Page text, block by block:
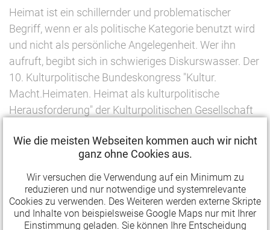
Heimat ist ein schillernder und problematischer
Begriff, wenn er als politische Kategorie benutzt wird
und nicht als persönliche Angelegenheit. Wer ihn
aufruft, begibt sich in schwieriges Diskurswasser. Der
10. Kulturpolitische Bundeskongress "Kultur.
Macht.Heimaten. Heimat als kulturpolitische
Herausforderung" der Kulturpolitischen Gesellschaft
27./28. Juni 2019 in Berlin ist dieser Schwierigkeit
nicht ausgewichen. Dies zeigen auch die Beiträge, die
in der aktuellen Ausgabe derKulturpolitischen
Mitteilungen dokumentiert werden:
Zur Evolution der Heimat – Heimaten als
Wie die meisten Webseiten kommen auch wir nicht
ganz ohne Cookies aus.
Wir versuchen die Verwendung auf ein Minimum zu
reduzieren und nur notwendige und systemrelevante
Cookies zu verwenden. Des Weiteren werden externe Skripte
und Inhalte von beispielsweise Google Maps nur mit Ihrer
Einstimmung geladen. Sie können Ihre Entscheidung